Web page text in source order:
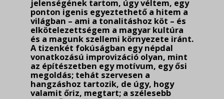
jelenségének tartom, úgy véltem, egy
ponton igenis egyeztethető a hitem a
világban – ami a tonalitáshoz köt – és
elkötelezettségem a magyar kultúra
és a magunk szellemi környezete iránt.
A tizenkét fokúságban egy népdal
vonatkozású improvizáció olyan, mint
az építészetben egy motívum, egy ősi
megoldás; tehát szervesen a
hangzáshoz tartozik, de úgy, hogy
valamit őriz, megtart; a szélesebb